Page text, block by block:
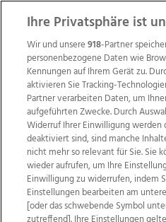
Wir über uns
Ihre Privatsphäre ist
Wir und unsere918-Partner
personenbezogene Daten wie
Kennungen auf Ihrem Gerät zu.
aktivieren Sie Tracking-
Partner verarbeiten Daten, um
aufgeführten Zwecke. Durch
Widerruf Ihrer Einwilligung werden
deaktiviert sind, sind manche
nicht mehr so relevant für Sie. Sie
wieder aufrufen, um Ihre
Einwilligung zu widerrufen, indem
Einstellungen bearbeiten am
[oder das schwebende Symbol